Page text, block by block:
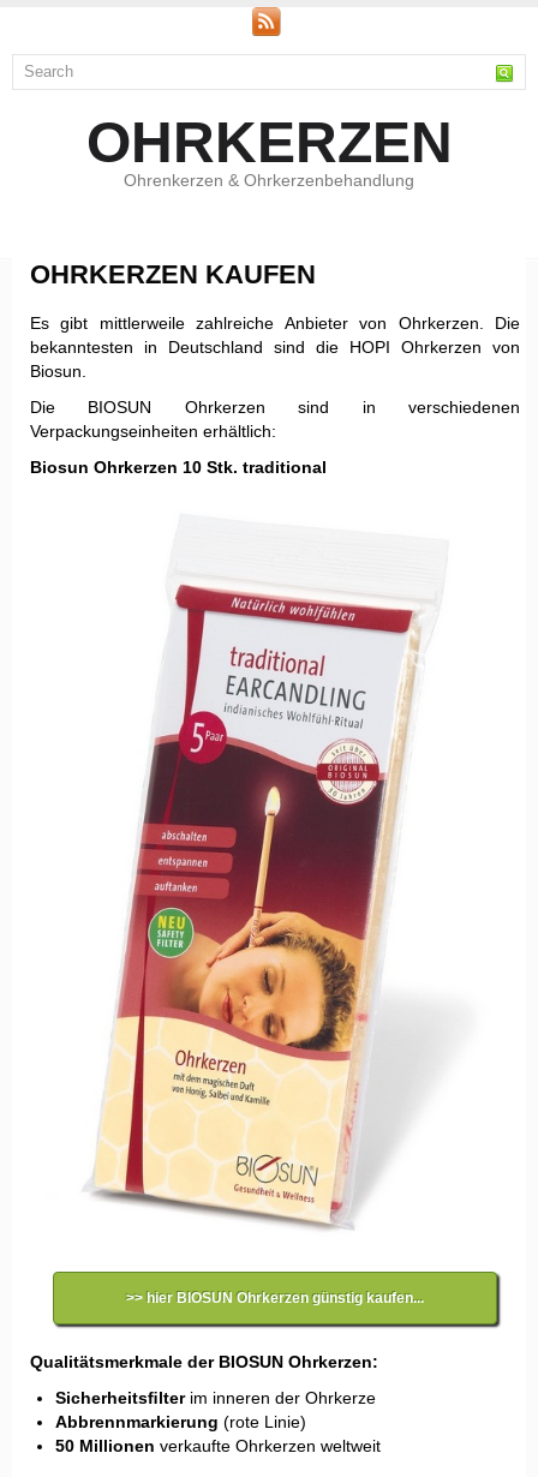
OHRKERZEN
Ohrenkerzen & Ohrkerzenbehandlung
OHRKERZEN KAUFEN
Es gibt mittlerweile zahlreiche Anbieter von Ohrkerzen. Die
bekanntesten in Deutschland sind die HOPI Ohrkerzen von
Biosun.
Die BIOSUN Ohrkerzen sind in verschiedenen
Verpackungseinheiten erhältlich:
Biosun Ohrkerzen 10 Stk. traditional
>> hier BIOSUN Ohrkerzen günstig kaufen...
Qualitätsmerkmale der BIOSUN Ohrkerzen:
Sicherheitsﬁlter im inneren der Ohrkerze
Abbrennmarkierung (rote Linie)
50 Millionen verkaufte Ohrkerzen weltweit